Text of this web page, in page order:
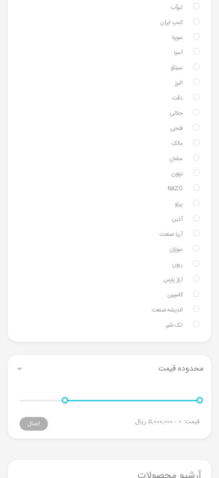
تیزآب
کمپ ایران
سورنا
آسیا
سیتکو
البرز
دقت
جلالی
فتحی
مالک
سامان
نپتون
NAZO
پرتو
آذین
آریا صنعت
سوزان
ریون
آراز پارس
کاسپین
اندیشه صنعت
تک شیر
محدوده قیمت
قیمت: 0 - 5,000,000 ریال اعمال